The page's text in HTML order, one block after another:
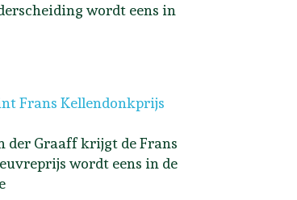
wordt eens in
Frans Kellendonkprijs
der Graaff krijgt de Frans
wordt eens in de